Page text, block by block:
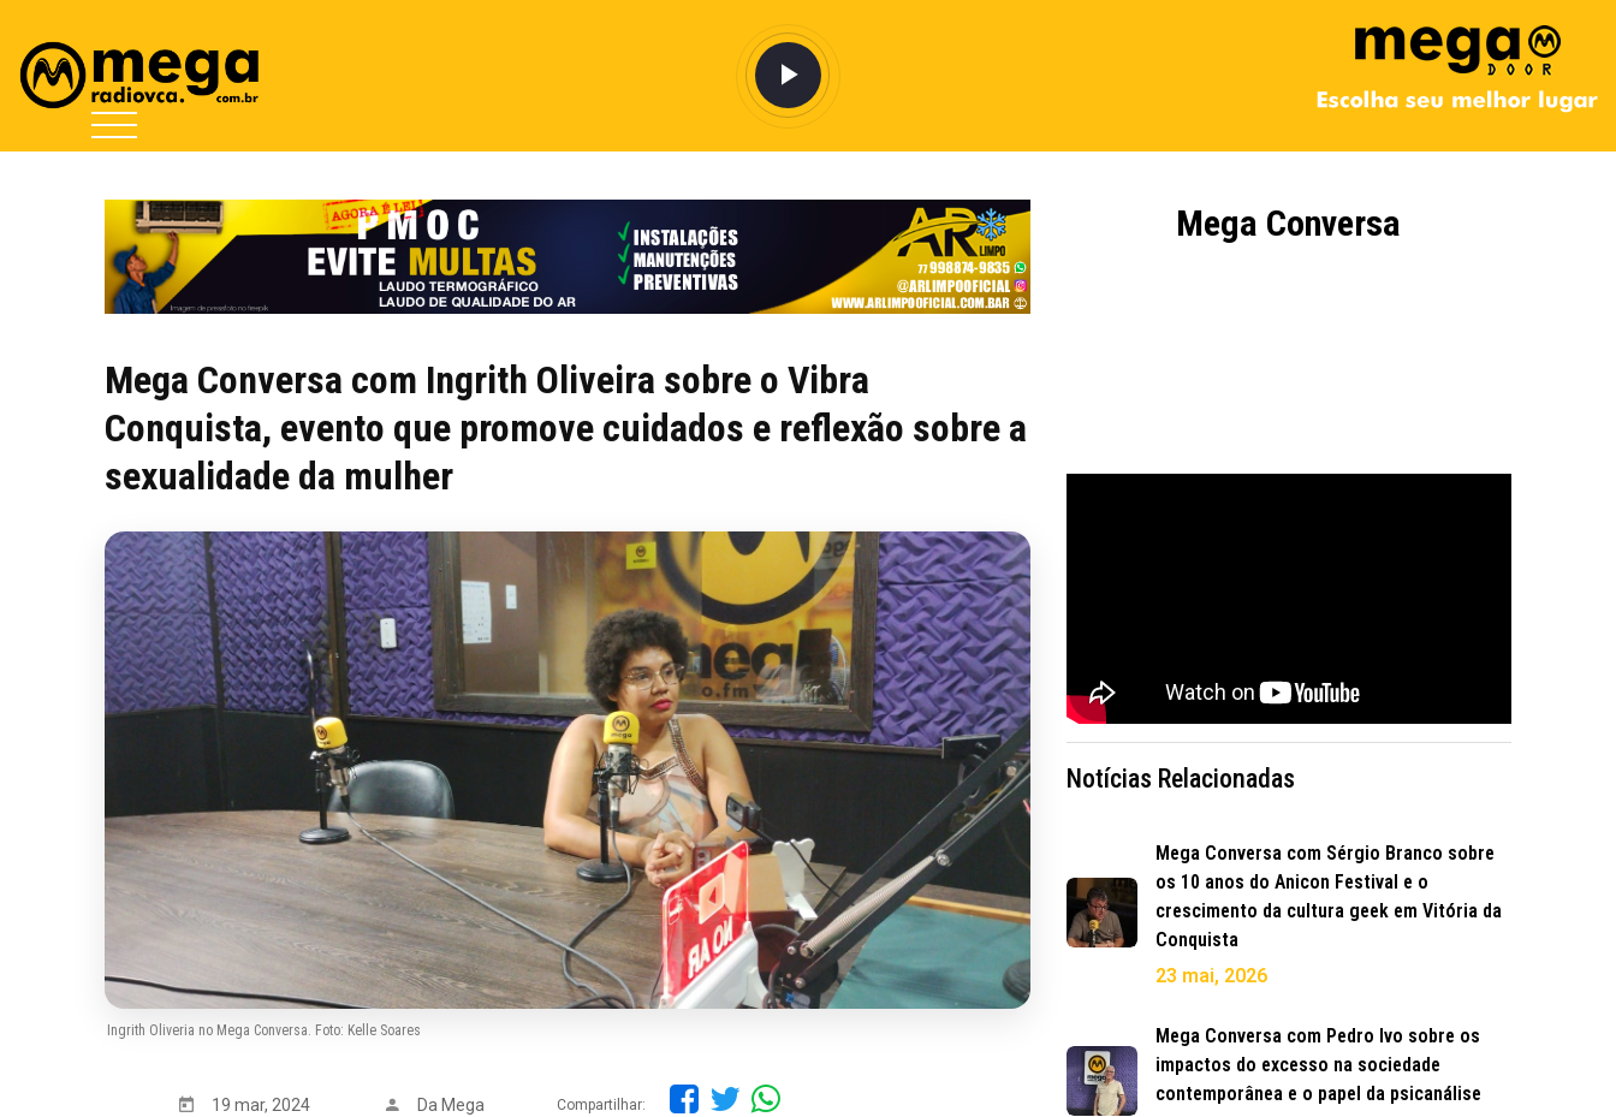
Mega Conversa com Ingrith Oliveira sobre o Vibra
Conquista, evento que promove cuidados e reflexão sobre a
sexualidade da mulher
Ingrith Oliveria no Mega Conversa. Foto: Kelle Soares
19 mar, 2024 Da Mega Compartilhar:
Mega Conversa
Notícias Relacionadas
Mega Conversa com Sérgio Branco sobre
os 10 anos do Anicon Festival e o
crescimento da cultura geek em Vitória da
Conquista
23 mai, 2026
Mega Conversa com Pedro Ivo sobre os
impactos do excesso na sociedade
contemporânea e o papel da psicanálise